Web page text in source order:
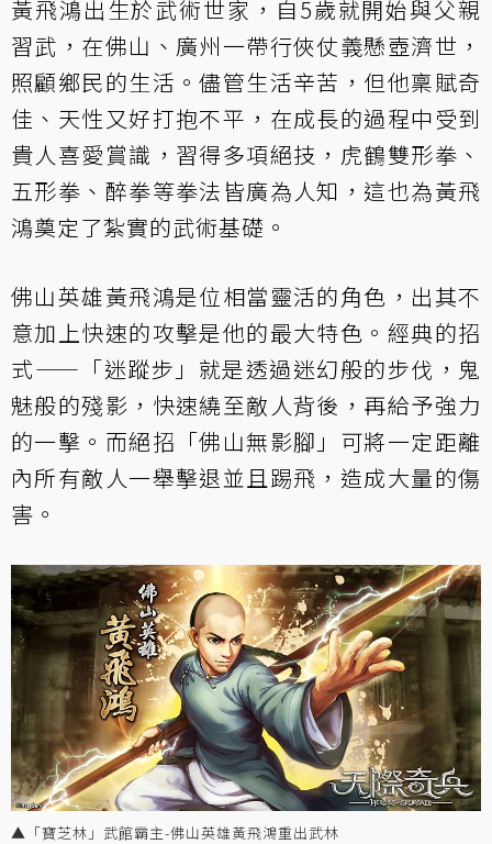
黃飛鴻出生於武術世家，自5歲就開始與父親
習武，在佛山、廣州一帶行俠仗義懸壺濟世，
照顧鄉民的生活。儘管生活辛苦，但他稟賦奇
佳、天性又好打抱不平，在成長的過程中受到
貴人喜愛賞識，習得多項絕技，虎鶴雙形拳、
五形拳、醉拳等拳法皆廣為人知，這也為黃飛
鴻奠定了紮實的武術基礎。
佛山英雄黃飛鴻是位相當靈活的角色，出其不
意加上快速的攻擊是他的最大特色。經典的招
式——「迷蹤步」就是透過迷幻般的步伐，鬼
魅般的殘影，快速繞至敵人背後，再給予強力
的一擊。而絕招「佛山無影腳」可將一定距離
內所有敵人一舉擊退並且踢飛，造成大量的傷
害。
▲「寶芝林」武館霸主-佛山英雄黃飛鴻重出武林